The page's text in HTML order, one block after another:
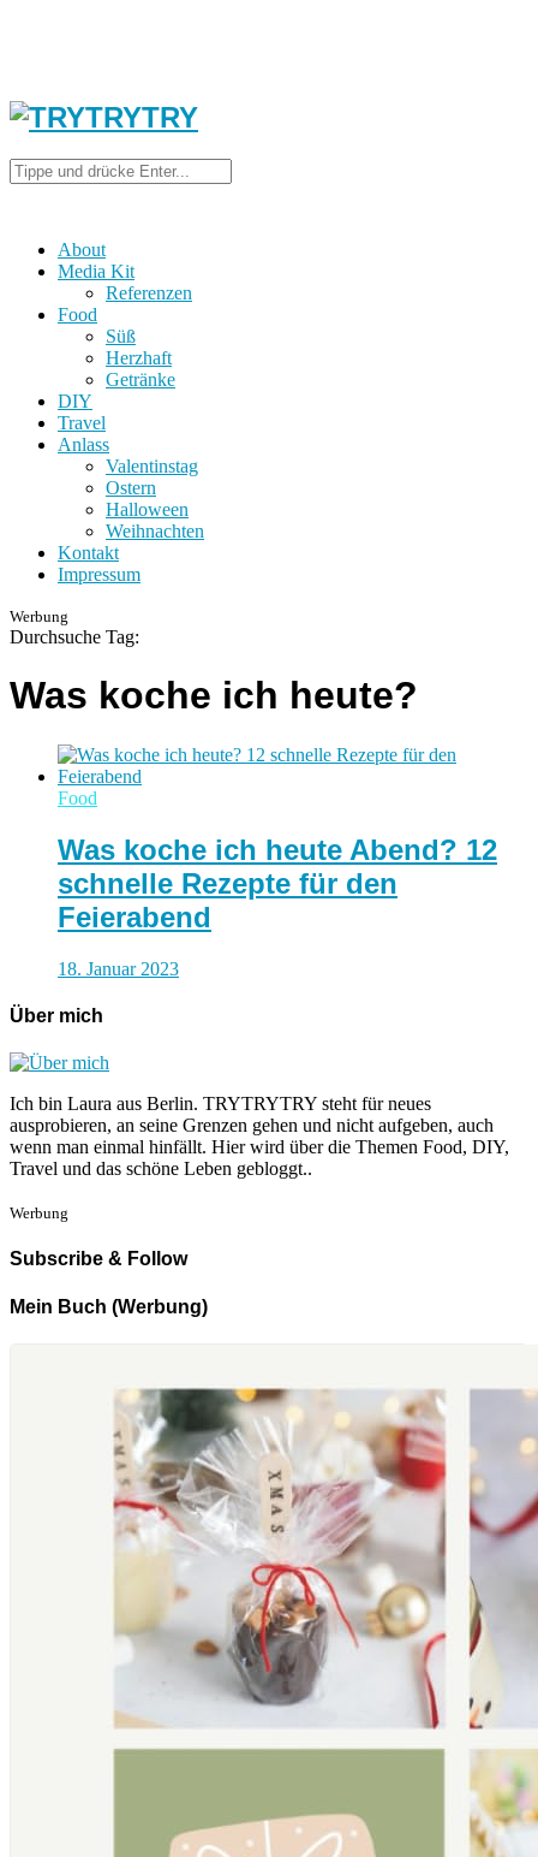
About
Media Kit
Referenzen
Food
Süß
Herzhaft
Getränke
DIY
Travel
Anlass
Valentinstag
Ostern
Halloween
Weihnachten
Kontakt
Impressum
Werbung
Durchsuche Tag:
Was koche ich heute?
Food
Was koche ich heute Abend? 12
schnelle Rezepte für den
Feierabend
18. Januar 2023
Über mich
Ich bin Laura aus Berlin. TRYTRYTRY steht für neues
ausprobieren, an seine Grenzen gehen und nicht aufgeben, auch
wenn man einmal hinfällt. Hier wird über die Themen Food, DIY,
Travel und das schöne Leben gebloggt..
Werbung
Subscribe & Follow
Mein Buch (Werbung)